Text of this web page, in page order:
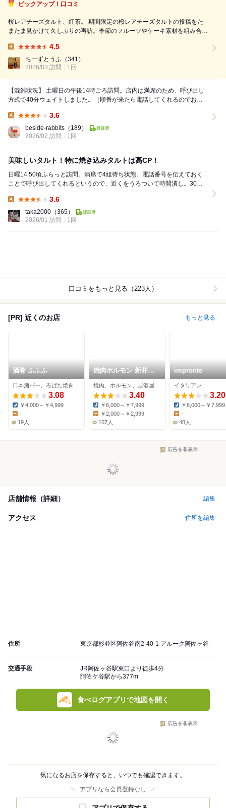
ピックアップ！口コミ
桜レアチーズタルト、紅茶。 期間限定の桜レアチーズタルトの投稿をた
またま見かけて久しぶりの再訪。季節のフルーツやケーキ素材を組み合わ
が変わるので、公式Instagramを見ているだけで楽しくなっちゃいます。
帰省の間に桜スイーツが...
4.5
ちーずとうふ （341）
2026/03 訪問
1回
【混雑状況】 土曜日の午後14時ごろ訪問。店内は満席のため、呼び出し
方式で40分ウェイトしました。（順番が来たら電話してくれるのでお店
3.6
beside-rabbits （189）
2026/02 訪問
1回
美味しいタルト！特に焼き込みタルトは高CP！
日曜14:50頃ふらっと訪問。満席で4組待ち状態。電話番号を伝えておく
ことで呼び出してくれるというので、近くをうろついて時間潰し。30分
3.6
taka2000 （365）
2026/01 訪問
1回
口コミをもっと見る（223人）
[PR] 近くのお店 もっと見る
酒肴 ふふふ
3.08
Dinner:
￥4,000～￥4,999
Lunch:
-
19人
焼肉ホルモン 新井屋
阿佐ヶ谷店
焼肉、ホルモン、居酒屋
3.40
Dinner:
￥6,000～￥7,999
￥2,000～￥2,999
167人
impronte
イタリアン
3.20
Dinner:
￥6,000～￥7,999
Lunch:
-
48人
広告を非表示
店舗情報（詳細） 編集
アクセス 住所を編集
住所 東京都杉並区阿佐谷南2-40-1 アルーク阿佐ヶ谷
交通手段
JR阿佐ヶ谷駅東口より徒歩4分
阿佐ケ谷駅から377m
食べログアプリで地図を開く
広告を非表示
気になるお店を保存すると、いつでも確認できます。
アプリなら会員登録なし